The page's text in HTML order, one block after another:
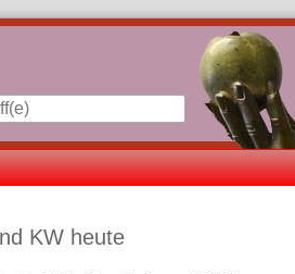
KW heute